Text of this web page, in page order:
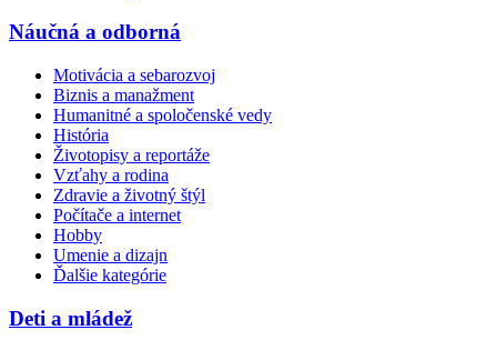
Náučná a odborná
Motivácia a sebarozvoj
Biznis a manažment
Humanitné a spoločenské vedy
História
Životopisy a reportáže
Vzťahy a rodina
Zdravie a životný štýl
Počítače a internet
Hobby
Umenie a dizajn
Ďalšie kategórie
Deti a mládež